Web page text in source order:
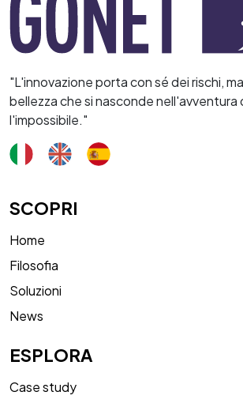
"L'innovazione porta con sé dei rischi,
bellezza che si nasconde
l'impossibile."
SCOPRI
Home
Filosofia
Soluzioni
News
ESPLORA
Case study